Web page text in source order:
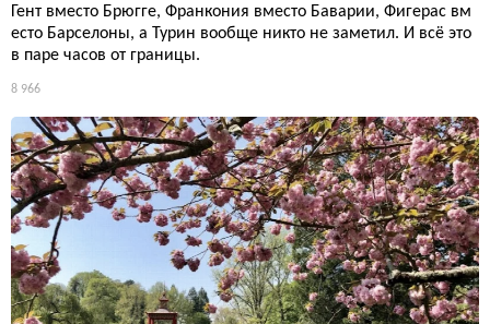
Гент вместо Брюгге, Франкония вместо Баварии, Фигерас вм
есто Барселоны, а Турин вообще никто не заметил. И всё это
в паре часов от границы.
8 966